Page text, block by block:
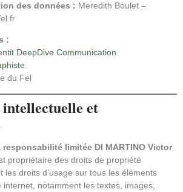
des données : Meredith Boulet –
:
DeepDive Communication
du Fel
et
responsabilité limitée DI MARTINO Victor
propriétaire des droits de propriété
les droits d’usage sur tous les éléments
notamment les textes, images,